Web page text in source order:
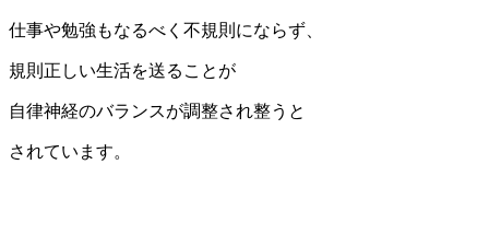
仕事や勉強もなるべく不規則にならず、
規則正しい生活を送ることが
自律神経のバランスが調整され整うと
されています。